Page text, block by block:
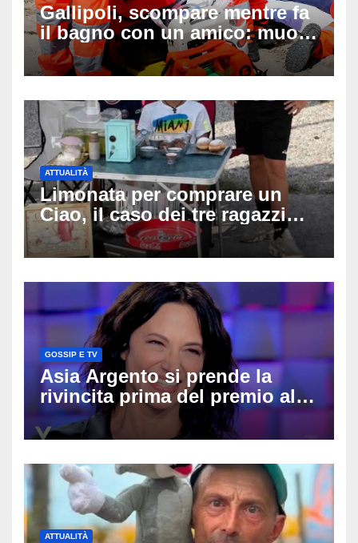
Gallipoli, scompare mentre fa
il bagno con un amico: muore
a 19 anni dopo 45 minuti di
disperati tentativi di
ATTUALITÀ
Limonata per comprare un
Ciao, il caso dei tre ragazzi
divide l’Italia: Fedriga li invita
in Regione, Vannacci li
GOSSIP E TV
Asia Argento si prende la
rivincita prima del premio alla
carriera: «Mi chiamano
raccomandata e cagna»
ATTUALITÀ